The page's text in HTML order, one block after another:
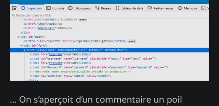
… On s’aperçoit d’un commentaire un poil